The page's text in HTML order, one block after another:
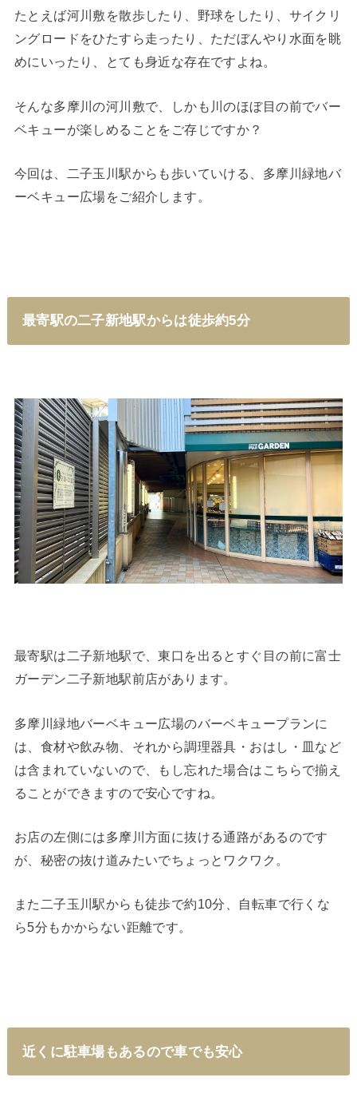
たとえば河川敷を散歩したり、野球をしたり、サイクリ
ングロードをひたすら走ったり、ただぼんやり水面を眺
めにいったり、とても身近な存在ですよね。
そんな多摩川の河川敷で、しかも川のほぼ目の前でバー
ベキューが楽しめることをご存じですか？
今回は、二子玉川駅からも歩いていける、多摩川緑地バ
ーベキュー広場をご紹介します。
最寄駅の二子新地駅からは徒歩約5分
最寄駅は二子新地駅で、東口を出るとすぐ目の前に富士
ガーデン二子新地駅前店があります。
多摩川緑地バーベキュー広場のバーベキュープランに
は、食材や飲み物、それから調理器具・おはし・皿など
は含まれていないので、もし忘れた場合はこちらで揃え
ることができますので安心ですね。
お店の左側には多摩川方面に抜ける通路があるのです
が、秘密の抜け道みたいでちょっとワクワク。
また二子玉川駅からも徒歩で約10分、自転車で行くな
ら5分もかからない距離です。
近くに駐車場もあるので車でも安心